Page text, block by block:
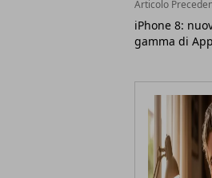
Articolo
iPhone 8:
gamma di